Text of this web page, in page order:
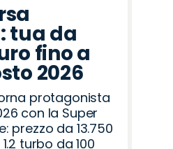
tua da
fino a
2026
protagonista
con la Super
prezzo da 13.750
turbo da 100